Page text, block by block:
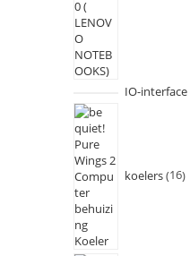
IO-interface
koelers 16